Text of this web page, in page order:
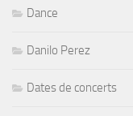
Dance
Danilo Perez
Dates de concerts